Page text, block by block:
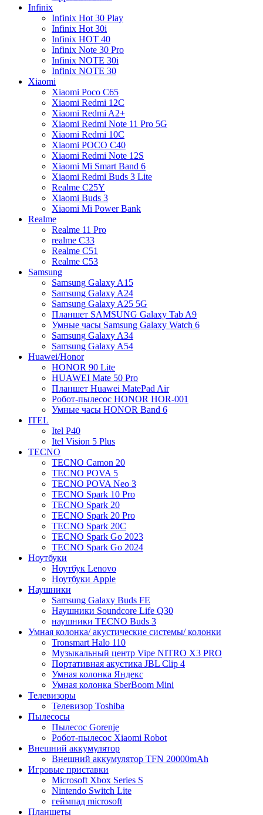
Infinix
Infinix Hot 30 Play
Infinix Hot 30i
Infinix HOT 40
Infinix Note 30 Pro
Infinix NOTE 30i
Infinix NOTE 30
Xiaomi
Xiaomi Poco C65
Xiaomi Redmi 12C
Xiaomi Redmi A2+
Xiaomi Redmi Note 11 Pro 5G
Xiaomi Redmi 10C
Xiaomi POCO C40
Xiaomi Redmi Note 12S
Xiaomi Mi Smart Band 6
Xiaomi Redmi Buds 3 Lite
Realme C25Y
Xiaomi Buds 3
Xiaomi Mi Power Bank
Realme
Realme 11 Pro
realme C33
Realme C51
Realme C53
Samsung
Samsung Galaxy A15
Samsung Galaxy A24
Samsung Galaxy A25 5G
Планшет SAMSUNG Galaxy Tab A9
Умные часы Samsung Galaxy Watch 6
Samsung Galaxy A34
Samsung Galaxy A54
Huawei/Honor
HONOR 90 Lite
HUAWEI Mate 50 Pro
Планшет Huawei MatePad Air
Робот-пылесос HONOR HOR-001
Умные часы HONOR Band 6
ITEL
Itel P40
Itel Vision 5 Plus
TECNO
TECNO Camon 20
TECNO POVA 5
TECNO POVA Neo 3
TECNO Spark 10 Pro
TECNO Spark 20
TECNO Spark 20 Pro
TECNO Spark 20C
TECNO Spark Go 2023
TECNO Spark Go 2024
Ноутбуки
Ноутбук Lenovo
Ноутбуки Apple
Наушники
Samsung Galaxy Buds FE
Наушники Soundcore Life Q30
наушники TECNO Buds 3
Умная колонка/ акустические системы/ колонки
Tronsmart Halo 110
Музыкальный центр Vipe NITRO X3 PRO
Портативная акустика JBL Clip 4
Умная колонка Яндекс
Умная колонка SberBoom Mini
Телевизоры
Телевизор Toshiba
Пылесосы
Пылесос Gorenje
Робот-пылесос Xiaomi Robot
Внешний аккумулятор
Внешний аккумулятор TFN 20000mAh
Игровые приставки
Microsoft Xbox Series S
Nintendo Switch Lite
геймпад microsoft
Планшеты